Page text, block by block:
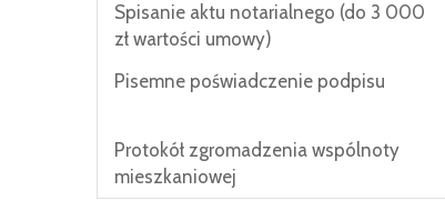
Spisanie aktu notarialnego (do 3 000
zł wartości umowy)
Pisemne poświadczenie podpisu
Protokół zgromadzenia wspólnoty
mieszkaniowej